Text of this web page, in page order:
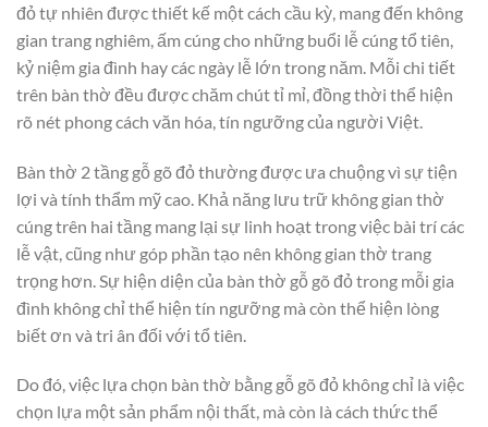
đỏ tự nhiên được thiết kế một cách cầu kỳ, mang đến không
gian trang nghiêm, ấm cúng cho những buổi lễ cúng tổ tiên,
kỷ niệm gia đình hay các ngày lễ lớn trong năm. Mỗi chi tiết
trên bàn thờ đều được chăm chút tỉ mỉ, đồng thời thể hiện
rõ nét phong cách văn hóa, tín ngưỡng của người Việt.
Bàn thờ 2 tầng gỗ gõ đỏ thường được ưa chuộng vì sự tiện
lợi và tính thẩm mỹ cao. Khả năng lưu trữ không gian thờ
cúng trên hai tầng mang lại sự linh hoạt trong việc bài trí các
lễ vật, cũng như góp phần tạo nên không gian thờ trang
trọng hơn. Sự hiện diện của bàn thờ gỗ gõ đỏ trong mỗi gia
đình không chỉ thể hiện tín ngưỡng mà còn thể hiện lòng
biết ơn và tri ân đối với tổ tiên.
Do đó, việc lựa chọn bàn thờ bằng gỗ gõ đỏ không chỉ là việc
chọn lựa một sản phẩm nội thất, mà còn là cách thức thể